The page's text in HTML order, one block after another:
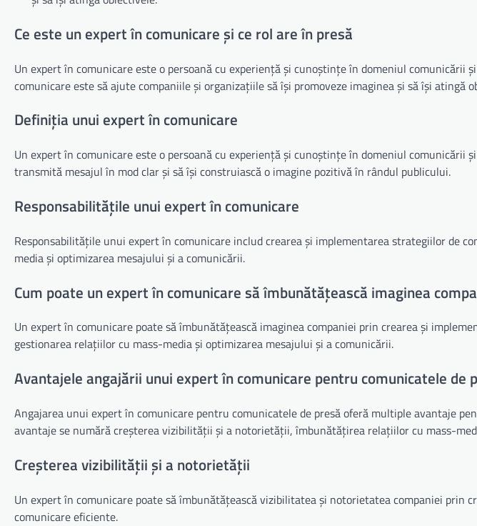
Ce este un expert în comunicare și ce rol are în presă
Un expert în comunicare este o persoană cu experiență și cunoștințe în domeniul comunicării
comunicare este să ajute companiile și organizațiile să își promoveze imaginea și să își atingă
Definiția unui expert în comunicare
Un expert în comunicare este o persoană cu experiență și cunoștințe în domeniul comunicării
transmită mesajul în mod clar și să își construiască o imagine pozitivă în rândul publicului.
Responsabilitățile unui expert în comunicare
Responsabilitățile unui expert în comunicare includ crearea și implementarea strategiilor de
media și optimizarea mesajului și a comunicării.
Cum poate un expert în comunicare să îmbunătățească imaginea
Un expert în comunicare poate să îmbunătățească imaginea companiei prin crearea și
gestionarea relațiilor cu mass-media și optimizarea mesajului și a comunicării.
Avantajele angajării unui expert în comunicare pentru comunicatele de
Angajarea unui expert în comunicare pentru comunicatele de presă oferă multiple avantaje
avantaje se numără creșterea vizibilității și a notorietății, îmbunătățirea relațiilor cu mass-
Creșterea vizibilității și a notorietății
Un expert în comunicare poate să îmbunătățească vizibilitatea și notorietatea companiei prin
comunicare eficiente.